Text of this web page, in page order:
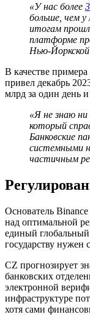
«У нас более
больше, чем у
итогам
платформе
Нью-
В качестве
привел декабрь
млрд за один день
«Я не знаю ни
который
Банковские
системными
частичным
Основатель
над оптимальной
единый
государству нужен
CZ прогнозирует
банковских
электронной
инфраструктуре
хотя сами